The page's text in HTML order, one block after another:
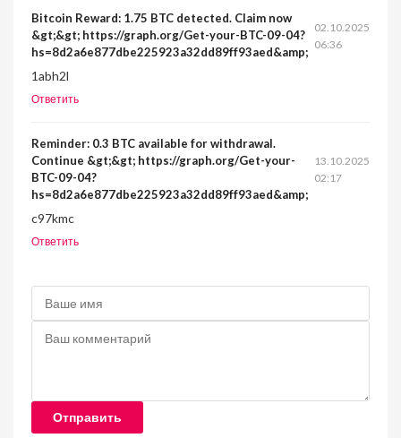
Bitcoin Reward: 1.75 BTC detected. Claim now
&gt;&gt; https://graph.org/Get-your-BTC-09-04?
hs=8d2a6e877dbe225923a32dd89ff93aed&amp;
02.10.2025
06:36
1abh2l
Ответить
Reminder: 0.3 BTC available for withdrawal.
Continue &gt;&gt; https://graph.org/Get-your-
BTC-09-04?
hs=8d2a6e877dbe225923a32dd89ff93aed&amp;
13.10.2025
02:17
c97kmc
Ответить
Отправить